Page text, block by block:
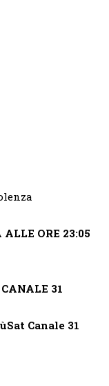
ORE 23:05
31
Canale 31